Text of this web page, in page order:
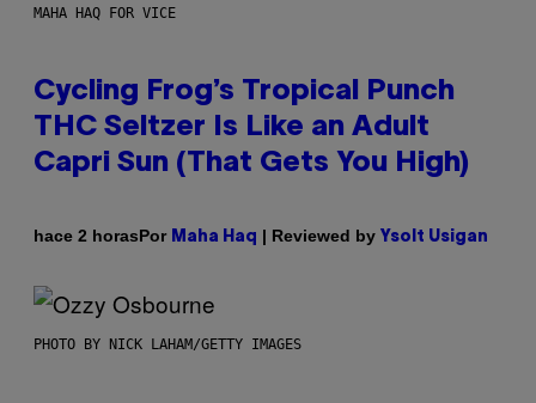
MAHA HAQ FOR VICE
Cycling Frog’s Tropical Punch
THC Seltzer Is Like an Adult
Capri Sun (That Gets You High)
hace 2 horasPor Maha Haq | Reviewed by Ysolt Usigan
PHOTO BY NICK LAHAM/GETTY IMAGES